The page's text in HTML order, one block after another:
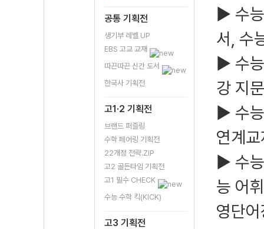
공통 기획전
생기부 레벨 UP
EBS 고교 교재
따끈따끈 신간 도서
한국사 기획전
고1·2 기획전
브랜드 퍼즐링
수학 페어링 기획전
22개정 전략.ZIP
고2 골든타임 기획전
고1 필수 CHECK
수능 수학 킥(KICK)
고3 기획전
▶ 수
서, 수
▶ 수
강 지
▶ 수
연계
▶ 수
능 어
영단